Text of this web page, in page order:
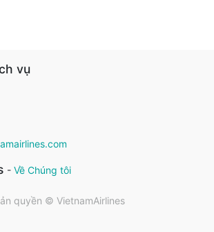
vụ
- Về Chúng tôi
quyền © VietnamAirlines